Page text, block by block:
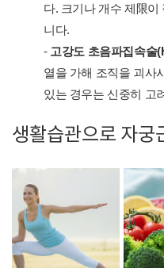
다. 크기나 개수 제限
니다.
- 고강도 초음파집속술
열을 가해 조직을 괴사
있는 경우는 신중히 고
생활습관으로 자궁